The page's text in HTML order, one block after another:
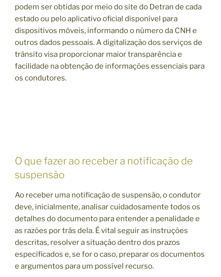
podem ser obtidas por meio do site do Detran de cada
estado ou pelo aplicativo oficial disponível para
dispositivos móveis, informando o número da CNH e
outros dados pessoais. A digitalização dos serviços de
trânsito visa proporcionar maior transparência e
facilidade na obtenção de informações essenciais para
os condutores.
O que fazer ao receber a notificação de
suspensão
Ao receber uma notificação de suspensão, o condutor
deve, inicialmente, analisar cuidadosamente todos os
detalhes do documento para entender a penalidade e
as razões por trás dela. É vital seguir as instruções
descritas, resolver a situação dentro dos prazos
especificados e, se for o caso, preparar os documentos
e argumentos para um possível recurso.